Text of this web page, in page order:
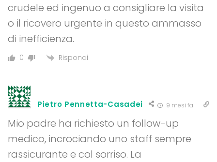
crudele ed ingenuo a consigliare la visita
o il ricovero urgente in questo ammasso
di inefficienza.
0 Rispondi
Pietro Pennetta-Casadei 9 mesi fa
Mio padre ha richiesto un follow-up
medico, incrociando uno staff sempre
rassicurante e col sorriso. La